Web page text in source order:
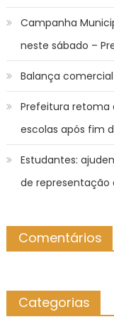
Campanha
neste sábado –
Balança
Prefeitura retoma
escolas após fim
Estudantes:
de representação
Comentários
Categorias